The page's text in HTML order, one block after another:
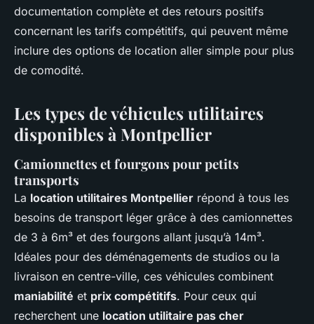
documentation complète et des retours positifs
concernant les tarifs compétitifs, qui peuvent même
inclure des options de location aller simple pour plus
de comodité.
Les types de véhicules utilitaires
disponibles à Montpellier
Camionnettes et fourgons pour petits
transports
La location utilitaires Montpellier répond à tous les
besoins de transport léger grâce à des camionnettes
de 3 à 6m³ et des fourgons allant jusqu’à 14m³.
Idéales pour des déménagements de studios ou la
livraison en centre-ville, ces véhicules combinent
maniabilité et prix compétitifs. Pour ceux qui
recherchent une location utilitaire pas cher